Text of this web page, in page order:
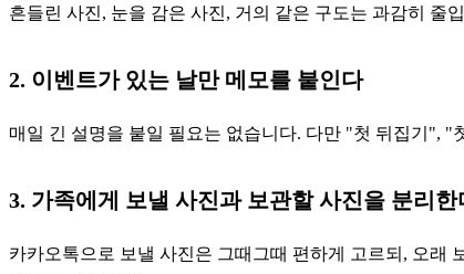
흔들린 사진, 눈을 감은 사진, 거의 같은 구도는 과감히 줄
2. 이벤트가 있는 날만 메모를 붙인다
매일 긴 설명을 붙일 필요는 없습니다. 다만 "첫 뒤집기",
3. 가족에게 보낼 사진과 보관할 사진을 분리한
카카오톡으로 보낼 사진은 그때그때 편하게 고르되, 오래